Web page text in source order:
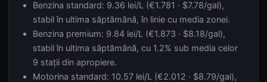
Benzina standard: 9.36 lei/L (€1.781 · $7.78/gal),
stabil în ultima săptămână, în linie cu media zonei.
Benzina premium: 9.84 lei/L (€1.873 · $8.18/gal),
stabil în ultima săptămână, cu 1.2% sub media celor
9 stații din apropiere.
Motorina standard: 10.57 lei/L (€2.012 · $8.79/gal),